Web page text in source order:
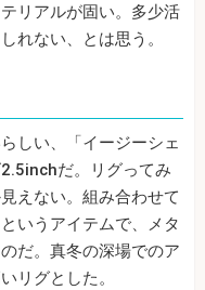
リアルが固い。多少活
れない、とは思う。
しい、「イージーシェ
だ。リグってみ
えない。組み合わせて
いうアイテムで、メタ
だ。真冬の深場でのア
リグとした。